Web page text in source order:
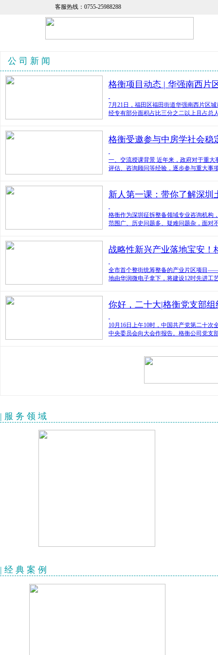
客服热线：0755-25988288
公 司 新 闻
格衡项目动态 | 华强南西片
7月21日，福田区福田街道华强南西片区
经专有部分面积占比三分之二以上且占总
格衡受邀参与中房学社会稳
一、交流授课背景 近年来，政府对于重
评估、咨询顾问等经验，逐步参与重大事
新人第一课：带你了解深圳
格衡作为深圳征拆整备领域专业咨询机构
范围广、历史问题多、疑难问题杂，面对
战略性新兴产业落地宝安！
全市首个整街统筹整备的产业片区项目
地由华润微电子拿下，将建设12吋先进工
你好，二十大|格衡党支部
10月16日上午10时，中国共产党第二十
中央委员会向大会作报告。格衡公司党支
| 服 务 领 域
| 经 典 案 例